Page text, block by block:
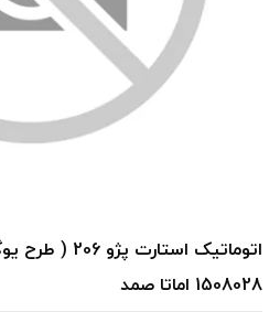
اتوماتیک
1508028 اماتا صمد